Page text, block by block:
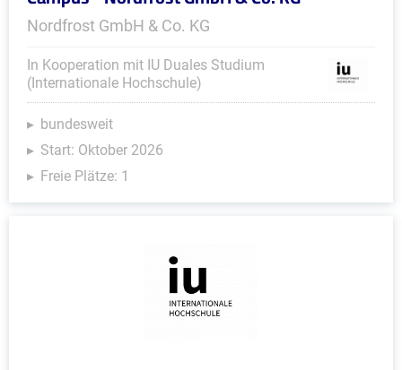
Nordfrost GmbH & Co. KG
In Kooperation mit IU Duales Studium
(Internationale Hochschule)
bundesweit
Start: Oktober 2026
Freie Plätze: 1